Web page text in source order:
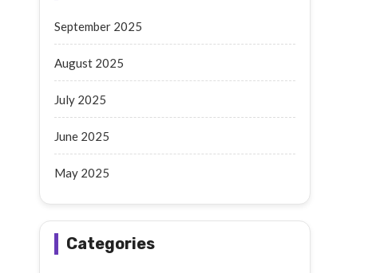
September 2025
August 2025
July 2025
June 2025
May 2025
Categories